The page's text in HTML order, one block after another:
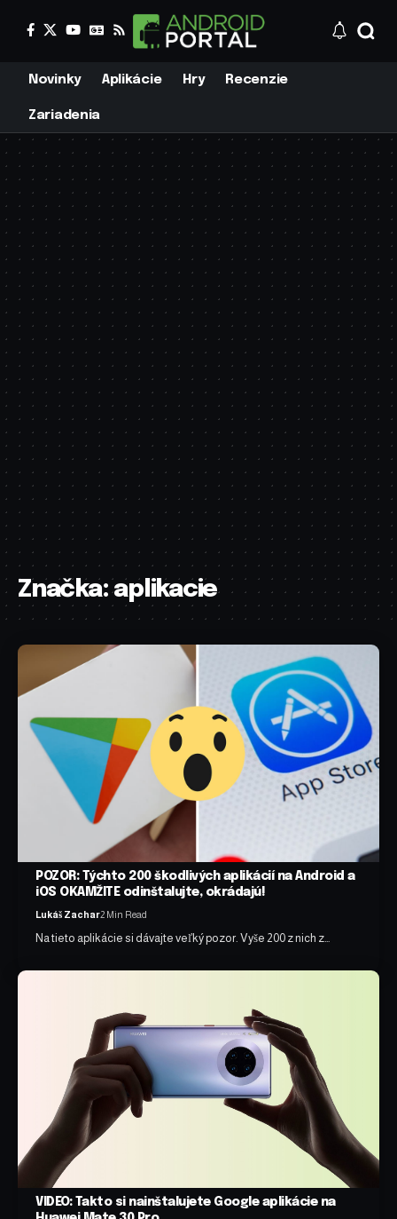
Novinky Aplikácie Hry Recenzie
Zariadenia
Značka:aplikacie
POZOR: Týchto 200 škodlivých aplikácií na Android a
iOS OKAMŽITE odinštalujte, okrádajú!
Lukáš Zachar2 Min Read
Na tieto aplikácie si dávajte veľký pozor. Vyše 200 z nich z…
VIDEO: Takto si nainštalujete Google aplikácie na